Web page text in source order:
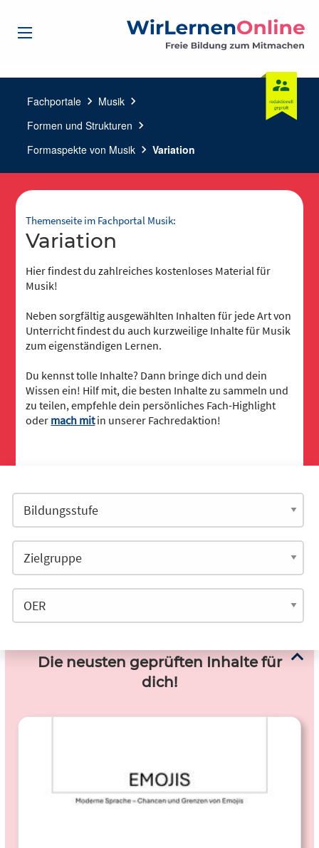
Fachportale chevron_right Musik chevron_right
Formen und Strukturen chevron_right
Formaspekte von Musik chevron_right Variation
Themenseite im Fachportal Musik:
Variation
Hier findest du zahlreiches kostenloses Material für
Musik!
Neben sorgfältig ausgewählten Inhalten für jede Art von
Unterricht findest du auch kurzweilige Inhalte für Musik
zum eigenständigen Lernen.
Du kennst tolle Inhalte? Dann bringe dich und dein
Wissen ein! Hilf mit, die besten Inhalte zu sammeln und
zu teilen, empfehle dein persönliches Fach-Highlight
oder mach mitin unserer Fachredaktion!
Die neusten geprüften Inhalte für
dich!